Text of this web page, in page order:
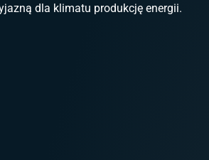
dla klimatu produkcję energii.